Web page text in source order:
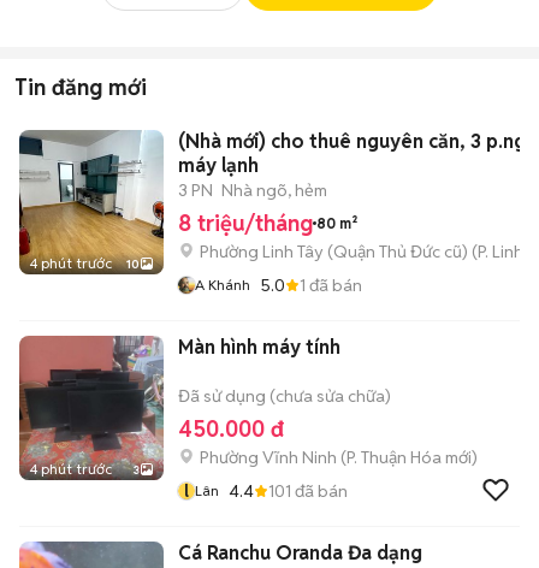
Tin đăng mới
4 phút trước 10
(Nhà mới) cho thuê nguyên căn, 3
máy lạnh
3 PN Nhà ngõ, hẻm
8 triệu/tháng 80 m²
Phường Linh Tây (Quận Thủ Đức cũ) (P. Linh
A Khánh 5.0 1 đã bán
4 phút trước 3
Màn hình máy tính
Đã sử dụng (chưa sửa chữa)
450.000 đ
Phường Vĩnh Ninh (P. Thuận Hóa mới)
l Lân 4.4 101 đã bán
Cá Ranchu Oranda Đa dạng